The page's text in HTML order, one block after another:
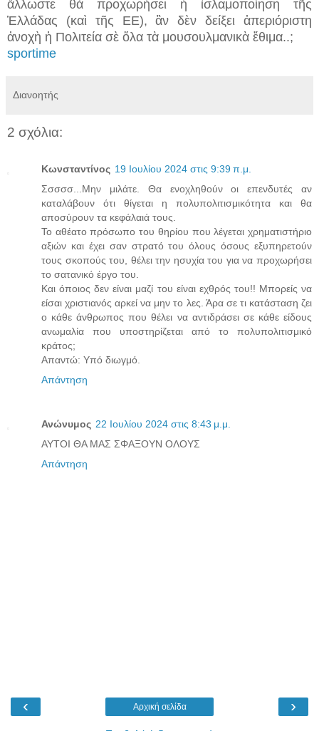
ἄλλωστε θὰ προχωρήσει ἡ ἰσλαμοποίηση τῆς
Ἑλλάδας (καὶ τῆς ΕΕ), ἂν δὲν δείξει ἀπεριόριστη
ἀνοχὴ ἡ Πολιτεία σὲ ὅλα τὰ μουσουλμανικὰ ἔθιμα..;
sportime
Διανοητής
2 σχόλια:
Κωνσταντίνος 19 Ιουλίου 2024 στις 9:39 π.μ.
Σσσσσ...Μην μιλάτε. Θα ενοχληθούν οι επενδυτές αν
καταλάβουν ότι θίγεται η πολυπολιτισμικότητα και θα
αποσύρουν τα κεφάλαιά τους.
Το αθέατο πρόσωπο του θηρίου που λέγεται χρηματιστήριο
αξιών και έχει σαν στρατό του όλους όσους εξυπηρετούν
τους σκοπούς του, θέλει την ησυχία του για να προχωρήσει
το σατανικό έργο του.
Και όποιος δεν είναι μαζί του είναι εχθρός του!! Μπορείς να
είσαι χριστιανός αρκεί να μην το λες. Άρα σε τι κατάσταση ζει
ο κάθε άνθρωπος που θέλει να αντιδράσει σε κάθε είδους
ανωμαλία που υποστηρίζεται από το πολυπολιτισμικό
κράτος;
Απαντώ: Υπό διωγμό.
Απάντηση
Ανώνυμος 22 Ιουλίου 2024 στις 8:43 μ.μ.
ΑΥΤΟΙ ΘΑ ΜΑΣ ΣΦΑΞΟΥΝ ΟΛΟΥΣ
Απάντηση
‹ ›
Αρχική σελίδα